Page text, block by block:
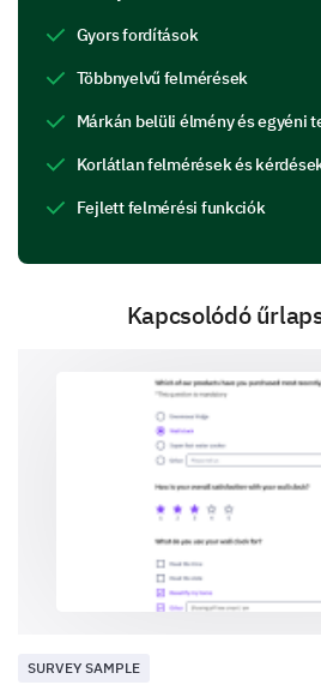
Visual Appeal:
features?
Exploring Your Preferences
We’d like to understand your
tailor our services/products to
Which type of
from us? (Select all that apply)
SMS
Gyors fordítások
Többnyelvű felmérések
Márkán belüli élmény és egyéni
Korlátlan felmérések és
Fejlett felmérési funkciók
Kapcsolódó
SURVEY SAMPLE